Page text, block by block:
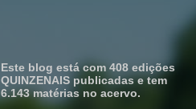
Este blog está com 408 edições
QUINZENAIS publicadas e tem
6.143 matérias no acervo.